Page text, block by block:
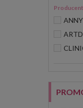
Producent
ANNY